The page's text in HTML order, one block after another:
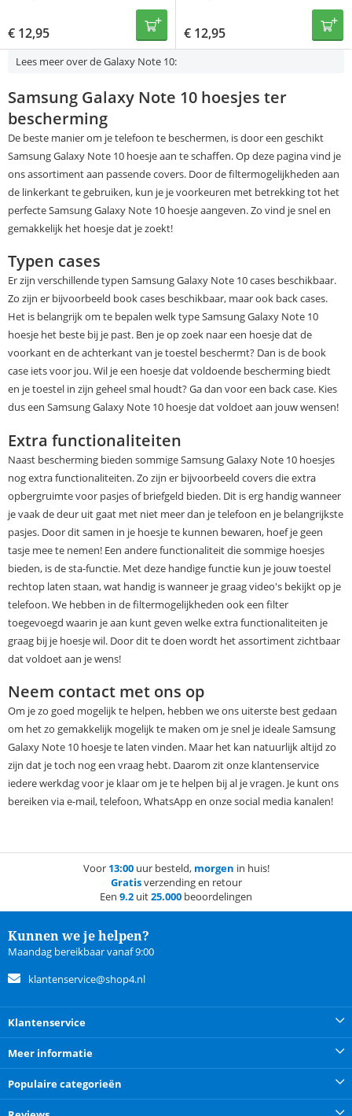
€ 12,95 € 12,95
Lees meer over de Galaxy Note 10:
Samsung Galaxy Note 10 hoesjes ter
bescherming
De beste manier om je telefoon te beschermen, is door een geschikt
Samsung Galaxy Note 10 hoesje aan te schaffen. Op deze pagina vind je
ons assortiment aan passende covers. Door de filtermogelijkheden aan
de linkerkant te gebruiken, kun je je voorkeuren met betrekking tot het
perfecte Samsung Galaxy Note 10 hoesje aangeven. Zo vind je snel en
gemakkelijk het hoesje dat je zoekt!
Typen cases
Er zijn verschillende typen Samsung Galaxy Note 10 cases beschikbaar.
Zo zijn er bijvoorbeeld book cases beschikbaar, maar ook back cases.
Het is belangrijk om te bepalen welk type Samsung Galaxy Note 10
hoesje het beste bij je past. Ben je op zoek naar een hoesje dat de
voorkant en de achterkant van je toestel beschermt? Dan is de book
case iets voor jou. Wil je een hoesje dat voldoende bescherming biedt
en je toestel in zijn geheel smal houdt? Ga dan voor een back case. Kies
dus een Samsung Galaxy Note 10 hoesje dat voldoet aan jouw wensen!
Extra functionaliteiten
Naast bescherming bieden sommige Samsung Galaxy Note 10 hoesjes
nog extra functionaliteiten. Zo zijn er bijvoorbeeld covers die extra
opbergruimte voor pasjes of briefgeld bieden. Dit is erg handig wanneer
je vaak de deur uit gaat met niet meer dan je telefoon en je belangrijkste
pasjes. Door dit samen in je hoesje te kunnen bewaren, hoef je geen
tasje mee te nemen! Een andere functionaliteit die sommige hoesjes
bieden, is de sta-functie. Met deze handige functie kun je jouw toestel
rechtop laten staan, wat handig is wanneer je graag video's bekijkt op je
telefoon. We hebben in de filtermogelijkheden ook een filter
toegevoegd waarin je aan kunt geven welke extra functionaliteiten je
graag bij je hoesje wil. Door dit te doen wordt het assortiment zichtbaar
dat voldoet aan je wens!
Neem contact met ons op
Om je zo goed mogelijk te helpen, hebben we ons uiterste best gedaan
om het zo gemakkelijk mogelijk te maken om je snel je ideale Samsung
Galaxy Note 10 hoesje te laten vinden. Maar het kan natuurlijk altijd zo
zijn dat je toch nog een vraag hebt. Daarom zit onze klantenservice
iedere werkdag voor je klaar om je te helpen bij al je vragen. Je kunt ons
bereiken via e-mail, telefoon, WhatsApp en onze social media kanalen!
Voor 13:00uur besteld, morgen in huis!
Gratisverzending en retour
Een 9.2 uit25.000 beoordelingen
Kunnen we je helpen?
Maandag bereikbaar vanaf 9:00
klantenservice@shop4.nl
Klantenservice
Meer informatie
Populaire categorieën